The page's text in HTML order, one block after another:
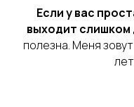
Если у вас
выходит слишком
полезна. Меня